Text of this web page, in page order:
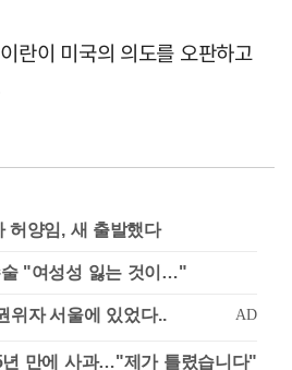
란이 미국의 의도를 오판하고
허양임, 새 출발했다
술 "여성성 잃는 것이…"
년 만에 사과…"제가 틀렸습니다"